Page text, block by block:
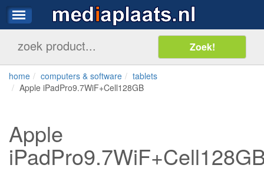
home computers & software
tablets
Apple iPadPro9.7WiF+Cell128GB
Apple